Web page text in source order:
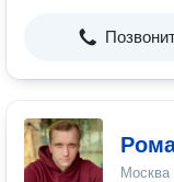
Москва